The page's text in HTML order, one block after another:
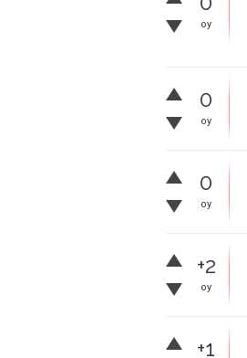
oy
0
oy
0
oy
+2
oy
+1